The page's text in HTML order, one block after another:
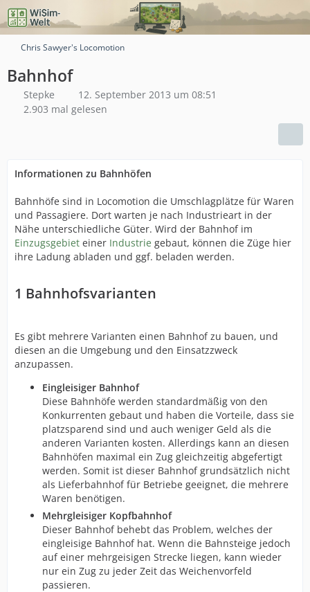
Chris Sawyer's Locomotion
Bahnhof
Stepke
12. September 2013 um 08:51
2.903 mal gelesen
Informationen zu Bahnhöfen
Bahnhöfe sind in Locomotion die Umschlagplätze für Waren
und Passagiere. Dort warten je nach Industrieart in der
Nähe unterschiedliche Güter. Wird der Bahnhof im
Einzugsgebiet einer Industrie gebaut, können die Züge hier
ihre Ladung abladen und ggf. beladen werden.
1 Bahnhofsvarianten
Es gibt mehrere Varianten einen Bahnhof zu bauen, und
diesen an die Umgebung und den Einsatzzweck
anzupassen.
Eingleisiger Bahnhof
Diese Bahnhöfe werden standardmäßig von den
Konkurrenten gebaut und haben die Vorteile, dass sie
platzsparend sind und auch weniger Geld als die
anderen Varianten kosten. Allerdings kann an diesen
Bahnhöfen maximal ein Zug gleichzeitig abgefertigt
werden. Somit ist dieser Bahnhof grundsätzlich nicht
als Lieferbahnhof für Betriebe geeignet, die mehrere
Waren benötigen.
Mehrgleisiger Kopfbahnhof
Dieser Bahnhof behebt das Problem, welches der
eingleisige Bahnhof hat. Wenn die Bahnsteige jedoch
auf einer mehrgeisigen Strecke liegen, kann wieder
nur ein Zug zu jeder Zeit das Weichenvorfeld
passieren.